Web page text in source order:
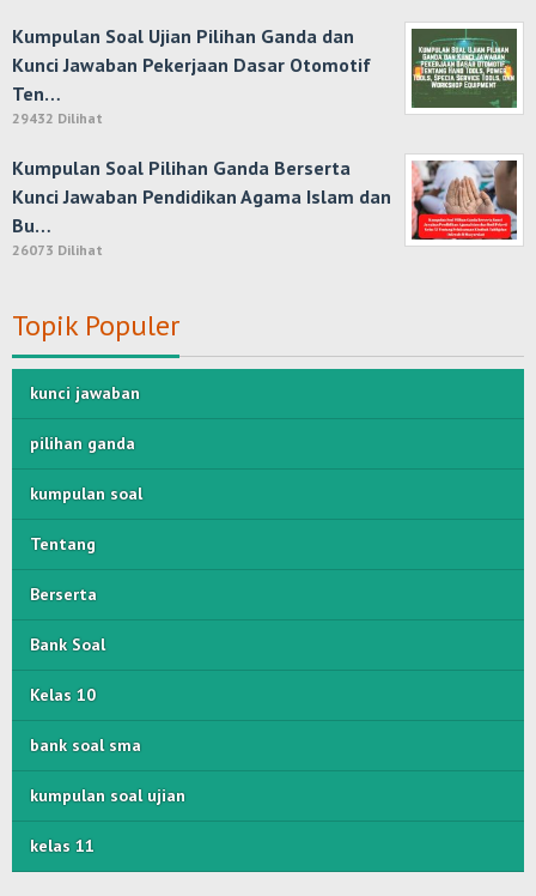
Kumpulan Soal Ujian Pilihan Ganda dan
Kunci Jawaban Pekerjaan Dasar Otomotif
Ten…
29432 Dilihat
Kumpulan Soal Pilihan Ganda Berserta
Kunci Jawaban Pendidikan Agama Islam dan
Bu…
26073 Dilihat
Topik Populer
kunci jawaban
pilihan ganda
kumpulan soal
Tentang
Berserta
Bank Soal
Kelas 10
bank soal sma
kumpulan soal ujian
kelas 11